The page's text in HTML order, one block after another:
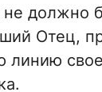
не должно
Отец,
линию